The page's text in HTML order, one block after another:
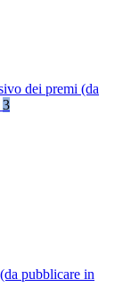
dei premi (da
3
pubblicare in